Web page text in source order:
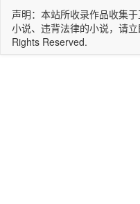
声明：本站所收录作品收集
小说、违背法律的小说，请
Rights Reserved.